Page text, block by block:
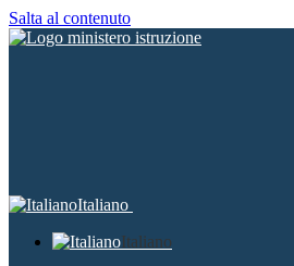
Salta al contenuto
Italiano
Italiano